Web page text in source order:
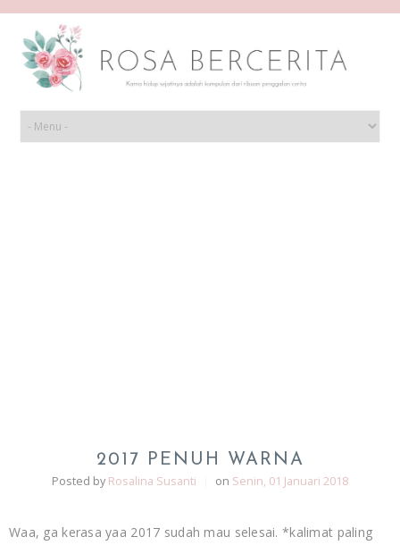
2017 PENUH WARNA
Posted by Rosalina Susanti on Senin, 01 Januari 2018
Waa, ga kerasa yaa 2017 sudah mau selesai. *kalimat paling